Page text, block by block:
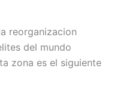
reorganizacion
del mundo
zona es el siguiente